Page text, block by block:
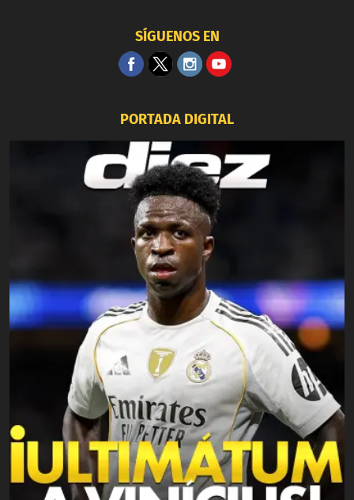
SÍGUENOS EN
PORTADA DIGITAL